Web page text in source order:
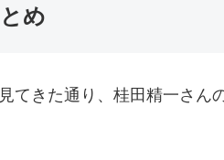
め
てきた通り、桂田精一さん